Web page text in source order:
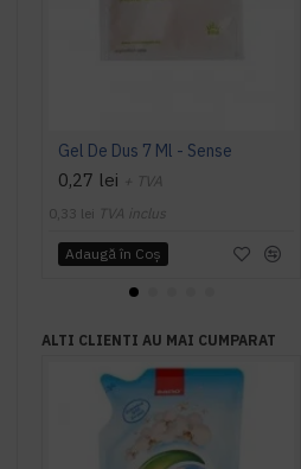
Gel De Dus 7 Ml - Sense
0,27 lei + TVA
0,33 lei TVA inclus
Adaugă în Coş
ALTI CLIENTI AU MAI CUMPARAT